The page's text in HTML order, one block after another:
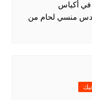
في أكياس